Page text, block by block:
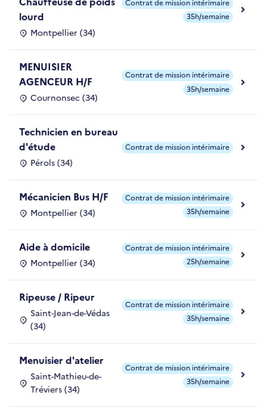
lourd
Montpellier (34)
Contrat de mission intérimaire
35h/semaine
MENUISIER
AGENCEUR H/F
Cournonsec (34)
Contrat de mission intérimaire
35h/semaine
Technicien en bureau
d'étude
Pérols (34)
Contrat de mission intérimaire
Mécanicien Bus H/F
Montpellier (34)
Contrat de mission intérimaire
35h/semaine
Aide à domicile
Montpellier (34)
Contrat de mission intérimaire
25h/semaine
Ripeuse / Ripeur
Saint-Jean-de-Védas
(34)
Contrat de mission intérimaire
35h/semaine
Menuisier d'atelier
Saint-Mathieu-de-
Tréviers (34)
Contrat de mission intérimaire
35h/semaine